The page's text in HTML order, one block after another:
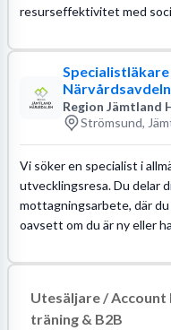
resurseffektivitet med
Region Jämtland
Strömsund,
Vi söker en specialist i
utvecklingsresa. Du delar
mottagningsarbete, där
oavsett om du är ny eller
Utesäljare / Account
träning & B2B